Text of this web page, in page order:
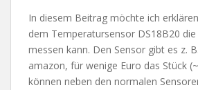
In diesem Beitrag möchte ich
dem Temperatursensor DS18B20
messen kann. Den Sensor gibt es z.
amazon, für wenige Euro das Stück
können neben den normalen